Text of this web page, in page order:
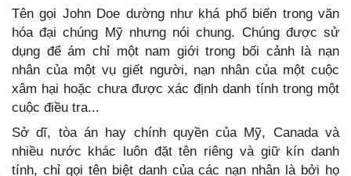
Tên gọi John Doe dường như khá phổ biến trong văn
hóa đại chúng Mỹ nhưng nói chung. Chúng được sử
dụng để ám chỉ một nam giới trong bối cảnh là nạn
nhân của một vụ giết người, nạn nhân của một cuộc
xâm hại hoặc chưa được xác định danh tính trong một
cuộc điều tra...
Sở dĩ, tòa án hay chính quyền của Mỹ, Canada và
nhiều nước khác luôn đặt tên riêng và giữ kín danh
tính, chỉ gọi tên biệt danh của các nạn nhân là bởi họ